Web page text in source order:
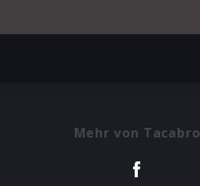
Mehr von Tacabro